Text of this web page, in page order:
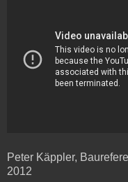
Peter Käppler,
2012